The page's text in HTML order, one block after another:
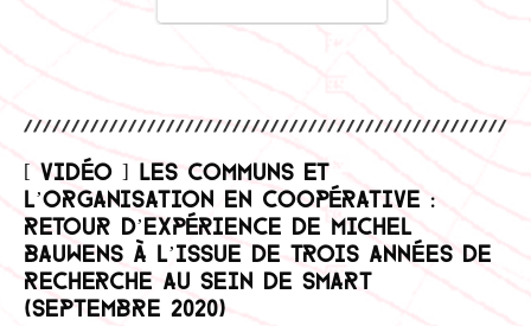
[ Vidéo ] Les communs et
l’organisation en coopérative :
retour d’expérience de Michel
Bauwens à l’issue de trois années de
recherche au sein de Smart
(septembre 2020)